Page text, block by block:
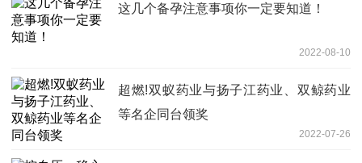
这几个备孕注意事项你一定要知道！
2022-08-10
超燃!双蚁药业与扬子江药业、双鲸药业
等名企同台领奖
2022-07-26